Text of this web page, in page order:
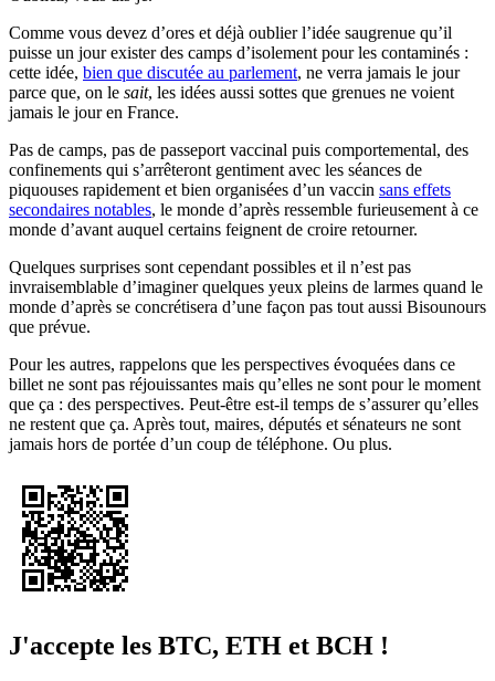
Comme vous devez d’ores et déjà oublier l’idée saugrenue qu’il
puisse un jour exister des camps d’isolement pour les contaminés :
cette idée, bien que discutée au parlement, ne verra jamais le jour
parce que, on le sait, les idées aussi sottes que grenues ne voient
jamais le jour en France.
Pas de camps, pas de passeport vaccinal puis comportemental, des
confinements qui s’arrêteront gentiment avec les séances de
piquouses rapidement et bien organisées d’un vaccin sans effets
secondaires notables, le monde d’après ressemble furieusement à ce
monde d’avant auquel certains feignent de croire retourner.
Quelques surprises sont cependant possibles et il n’est pas
invraisemblable d’imaginer quelques yeux pleins de larmes quand le
monde d’après se concrétisera d’une façon pas tout aussi Bisounours
que prévue.
Pour les autres, rappelons que les perspectives évoquées dans ce
billet ne sont pas réjouissantes mais qu’elles ne sont pour le moment
que ça : des perspectives. Peut-être est-il temps de s’assurer qu’elles
ne restent que ça. Après tout, maires, députés et sénateurs ne sont
jamais hors de portée d’un coup de téléphone. Ou plus.
J'accepte les BTC, ETH et BCH !